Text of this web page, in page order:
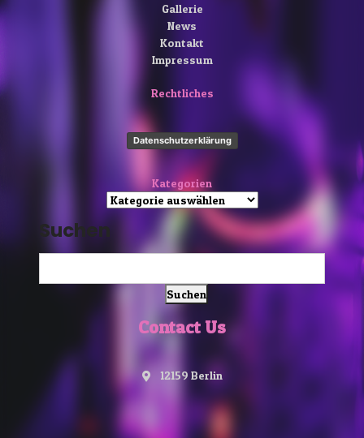
Gallerie
News
Kontakt
Impressum
Rechtliches
Datenschutzerklärung
Kategorien
Suchen
Suchen
Contact Us
12159 Berlin